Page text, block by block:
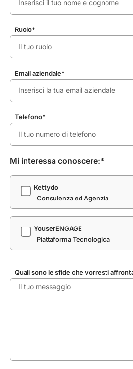
Ruolo*
Email aziendale*
Telefono*
Mi interessa conoscere:*
Kettydo
Consulenza ed Agenzia
YouserENGAGE
Piattaforma Tecnologica
Quali sono le sfide che vorresti